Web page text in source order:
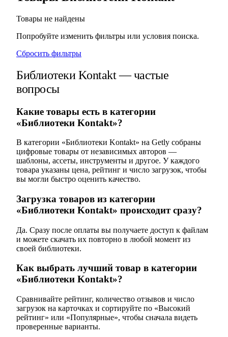
Товары не найдены
Попробуйте изменить фильтры или условия поиска.
Сбросить фильтры
Библиотеки Kontakt — частые
вопросы
Какие товары есть в категории
«Библиотеки Kontakt»?
В категории «Библиотеки Kontakt» на Getly собраны
цифровые товары от независимых авторов —
шаблоны, ассеты, инструменты и другое. У каждого
товара указаны цена, рейтинг и число загрузок, чтобы
вы могли быстро оценить качество.
Загрузка товаров из категории
«Библиотеки Kontakt» происходит сразу?
Да. Сразу после оплаты вы получаете доступ к файлам
и можете скачать их повторно в любой момент из
своей библиотеки.
Как выбрать лучший товар в категории
«Библиотеки Kontakt»?
Сравнивайте рейтинг, количество отзывов и число
загрузок на карточках и сортируйте по «Высокий
рейтинг» или «Популярные», чтобы сначала видеть
проверенные варианты.